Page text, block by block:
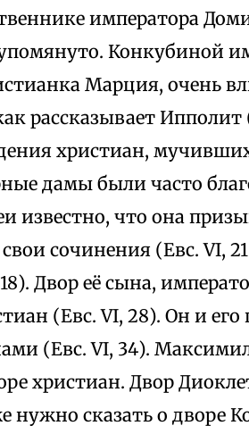
императора
Конкубиной
Марция, очень
рассказывает Ипполит
христиан,
дамы были часто
что она
сочинения (Евс. VI,
Двор её сына,
(Евс. VI, 28). Он и
(Евс. VI, 34).
христиан. Двор
нужно сказать о дворе